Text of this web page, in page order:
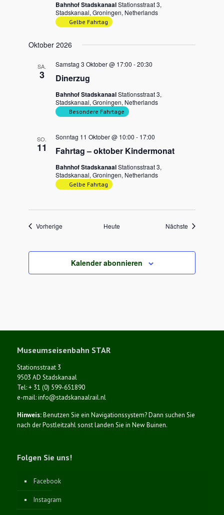
Bahnhof StadskanaalStationsstraat 3,
Stadskanaal, Groningen, Netherlands
Gelbe Fahrtag
Oktober 2026
SA.
3 Dinerzug
Samstag 3 Oktober @ 17:00 -20:30
Bahnhof StadskanaalStationsstraat 3,
Stadskanaal, Groningen, Netherlands
Besondere Fahrtage
SO.
11 Fahrtag – oktober Kindermonat
Sonntag 11 Oktober @ 10:00 - 17:00
Bahnhof StadskanaalStationsstraat 3,
Stadskanaal, Groningen, Netherlands
Gelbe Fahrtag
VorherigeVeranstaltungenHeute Nächste
Kalender abonnieren
Museumseisenbahn STAR
Stationsstraat 3
9503 AD Stadskanaal
Tel: + 31 (0) 599-651890
e-mail: info@stadskanaalrail.nl
Hinweis:Benutzen Sie ein Navigationssystem? Dann suchen Sie
nach der Postleitzahl sonst landen Sie in New Buinen.
Folgen Sie uns!
Facebook
Instagram